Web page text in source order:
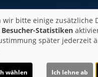
eines
wir bitte einige zusätzliche
Statistiken
später jederzeit
wählen Ich lehne ab